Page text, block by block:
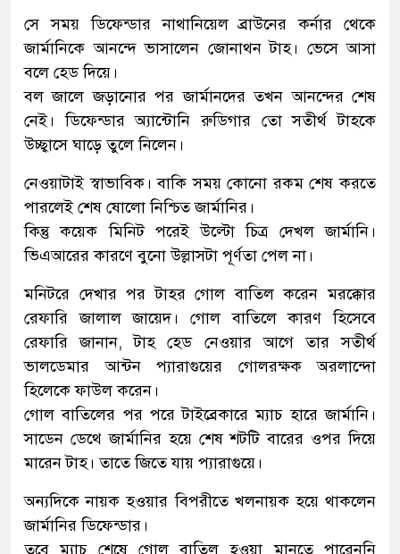
সে সময় ডিফেন্ডার নাথানিয়েল ব্রাউনের কর্নার থেকে
জার্মানিকে আনন্দে ভাসালেন জোনাথন টাহ। ভেসে আসা
বলে হেড দিয়ে।
বল জালে জড়ানোর পর জার্মানদের তখন আনন্দের শেষ
নেই। ডিফেন্ডার অ্যান্টোনি রুডিগার তো সতীর্থ টাহকে
উচ্ছ্বাসে ঘাড়ে তুলে নিলেন।
নেওয়াটাই স্বাভাবিক। বাকি সময় কোনো রকম শেষ করতে
পারলেই শেষ ষোলো নিশ্চিত জার্মানির।
কিন্তু কয়েক মিনিট পরেই উল্টো চিত্র দেখল জার্মানি।
ভিএআরের কারণে বুনো উল্লাসটা পূর্ণতা পেল না।
মনিটরে দেখার পর টাহর গোল বাতিল করেন মরক্কোর
রেফারি জালাল জায়েদ। গোল বাতিলে কারণ হিসেবে
রেফারি জানান, টাহ হেড নেওয়ার আগে তার সতীর্থ
ভালডেমার আন্টন প্যারাগুয়ের গোলরক্ষক অরলান্দো
হিলেকে ফাউল করেন।
গোল বাতিলের পর পরে টাইব্রেকারে ম্যাচ হারে জার্মানি।
সাডেন ডেথে জার্মানির হয়ে শেষ শটটি বারের ওপর দিয়ে
মারেন টাহ। তাতে জিতে যায় প্যারাগুয়ে।
অন্যদিকে নায়ক হওয়ার বিপরীতে খলনায়ক হয়ে থাকলেন
জার্মানির ডিফেন্ডার।
তবে ম্যাচ শেষে গোল বাতিল হওয়া মানতে পারেননি